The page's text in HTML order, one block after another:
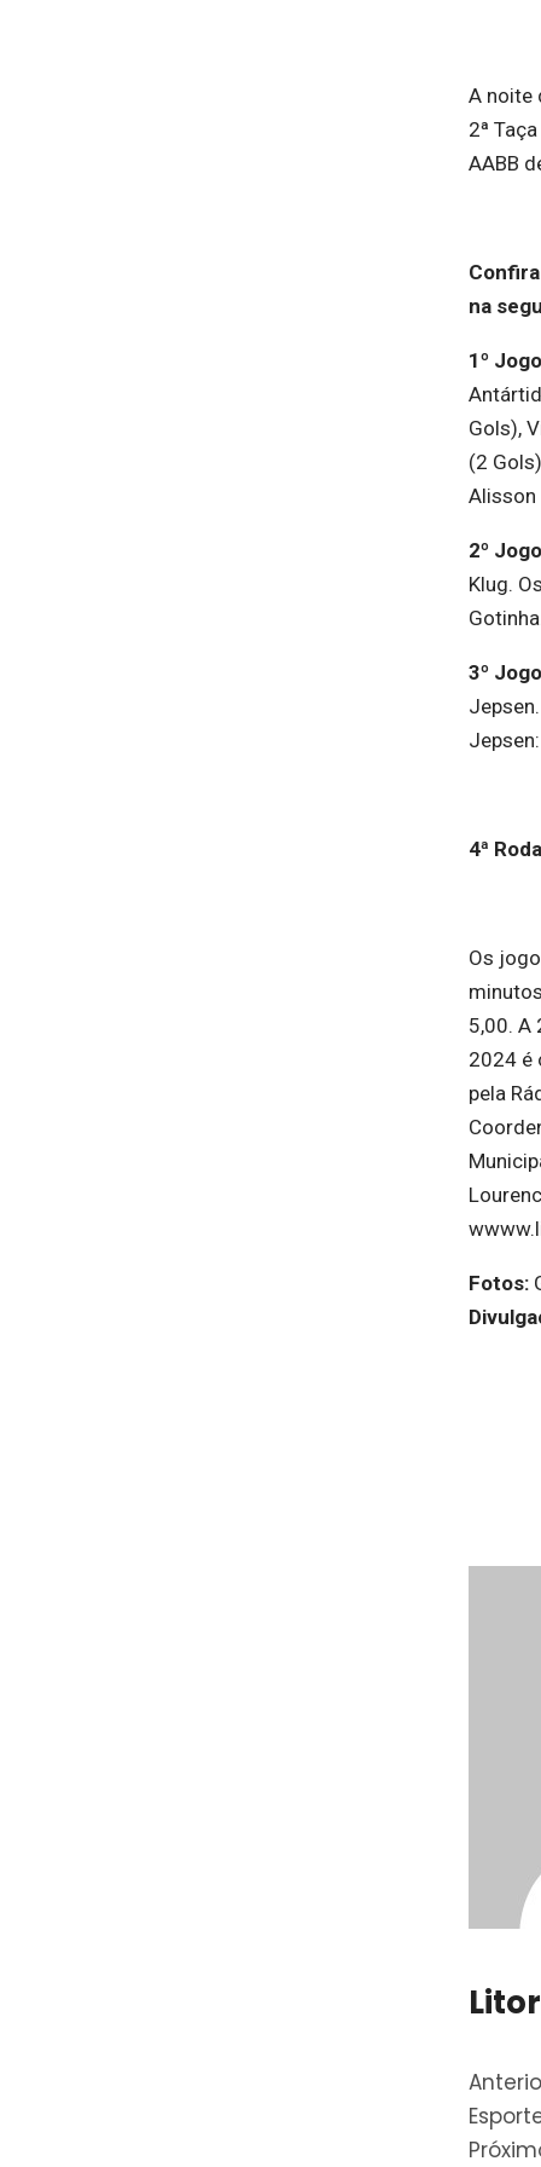
A noite
2ª
AABB
na
1º
Gols),
(2
Alisson
2º
Klug.
3º
4ª
Os
5,00. A
2024 é
pela
Fotos: